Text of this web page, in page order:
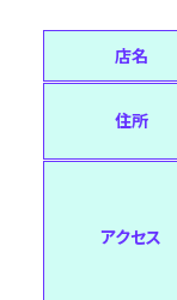
店名
住所
アクセス